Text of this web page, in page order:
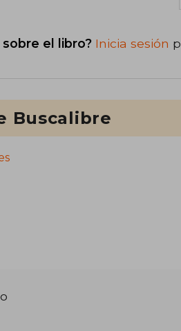
el libro? Inicia sesión
Buscalibre